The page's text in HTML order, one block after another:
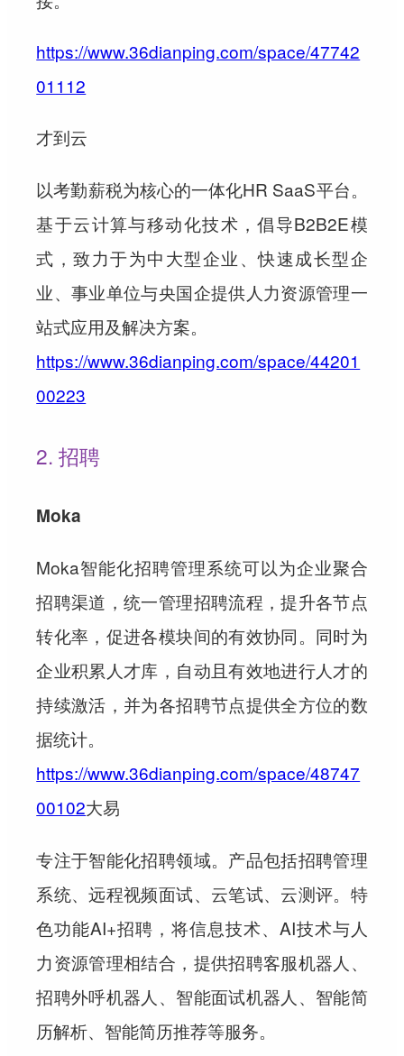
https://www.36dianping.com/space/47742
01112
才到云
以考勤薪税为核心的一体化HR SaaS平台。
基于云计算与移动化技术，倡导B2B2E模
式，致力于为中大型企业、快速成长型企
业、事业单位与央国企提供人力资源管理一
站式应用及解决方案。
https://www.36dianping.com/space/44201
00223
2. 招聘
Moka
Moka智能化招聘管理系统可以为企业聚合
招聘渠道，统一管理招聘流程，提升各节点
转化率，促进各模块间的有效协同。同时为
企业积累人才库，自动且有效地进行人才的
持续激活，并为各招聘节点提供全方位的数
据统计。
https://www.36dianping.com/space/48747
00102大易
专注于智能化招聘领域。产品包括招聘管理
系统、远程视频面试、云笔试、云测评。特
色功能AI+招聘，将信息技术、AI技术与人
力资源管理相结合，提供招聘客服机器人、
招聘外呼机器人、智能面试机器人、智能简
历解析、智能简历推荐等服务。